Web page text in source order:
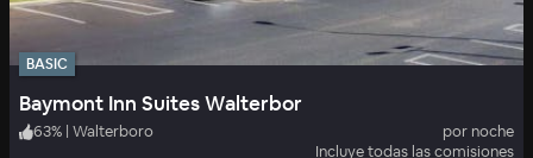
BASIC
Baymont Inn Suites Walterbor
63% | Walterboro
por noche
Incluye todas las comisiones